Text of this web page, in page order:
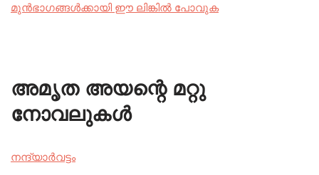
മുൻഭാഗങ്ങൾക്കായി ഈ ലിങ്കിൽ പോവുക
അമൃത അയന്റെ മറ്റു
നോവലുകൾ
നന്ദ്യാർവട്ടം